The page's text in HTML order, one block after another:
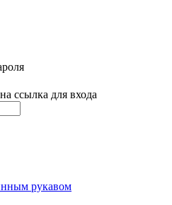
ссылка для входа
рукавом